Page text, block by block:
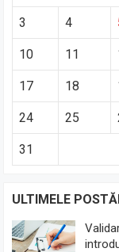
3 4
10 11
17 18
24 25
31
ULTIMELE